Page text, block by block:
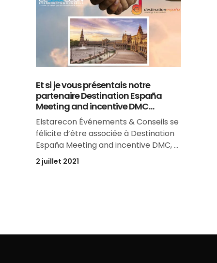
Et si je vous présentais notre
partenaire Destination España
Meeting and incentive DMC…
Elstarecon Événements & Conseils se
félicite d’être associée à Destination
España Meeting and incentive DMC,
2 juillet 2021